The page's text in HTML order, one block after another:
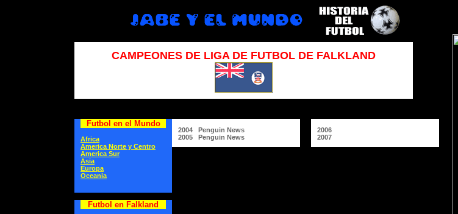
CAMPEONES DE LIGA DE FUTBOL DE FALKLAND
Futbol en el Mundo
Africa
America Norte y Centro
America Sur
Asia
Europa
Oceania
Futbol en Falkland
2004 Penguin News
2005 Penguin News
2006
2007